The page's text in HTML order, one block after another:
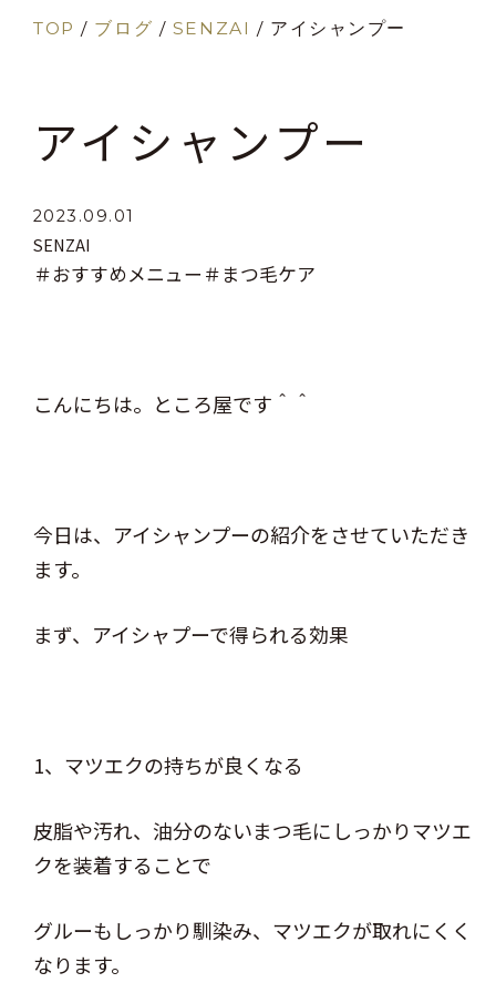
TOP / ブログ / SENZAI / アイシャンプー
アイシャンプー
2023.09.01
SENZAI
＃おすすめメニュー ＃まつ毛ケア
こんにちは。ところ屋です＾＾
今日は、アイシャンプーの紹介をさせていただき
ます。
まず、アイシャプーで得られる効果
1、マツエクの持ちが良くなる
皮脂や汚れ、油分のないまつ毛にしっかりマツエ
クを装着することで
グルーもしっかり馴染み、マツエクが取れにくく
なります。